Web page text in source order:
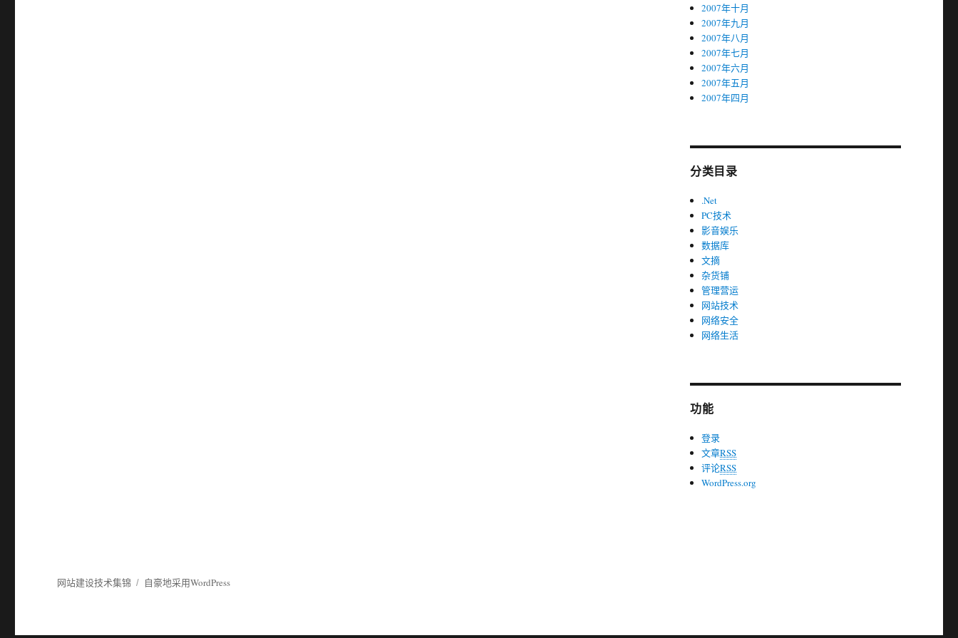
2007年十月
2007年九月
2007年八月
2007年七月
2007年六月
2007年五月
2007年四月
分类目录
.Net
PC技术
影音娱乐
数据库
文摘
杂货铺
管理营运
网站技术
网络安全
网络生活
功能
登录
文章RSS
评论RSS
WordPress.org
网站建设技术集锦 自豪地采用WordPress